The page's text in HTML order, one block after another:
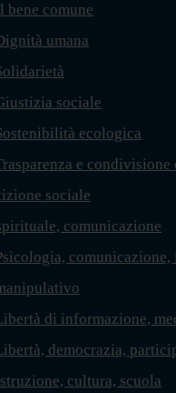
bene comune
umana
sociale
ecologica
e
sociale
comunicazione
di informazione,
democrazia,
cultura, scuola